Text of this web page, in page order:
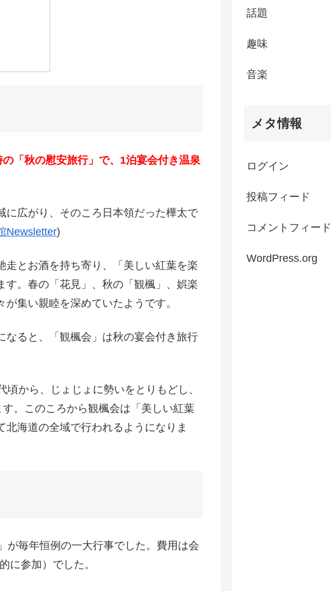
「秋の慰安旅行」で、1泊宴会付き温泉
広がり、そのころ日本領だった樺太で
Newsletter)
とお酒を持ち寄り、「美しい紅葉を楽
す。春の「花見」、秋の「観楓」、娯楽
集い親睦を深めていたようです。
ると、「観楓会」は秋の宴会付き旅行
から、じょじょに勢いをとりもどし、
。このころから観楓会は「美しい紅葉
海道の全域で行われるようになりま
が毎年恒例の一大行事でした。費用は会
に参加）でした。
話題
趣味
音楽
メタ情報
ログイン
投稿フィード
コメントフィード
WordPress.org